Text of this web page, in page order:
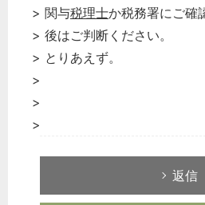
> 関与税理士か税務署にご確
> 後はご判断ください。
> とりあえず。
>
>
>
返信